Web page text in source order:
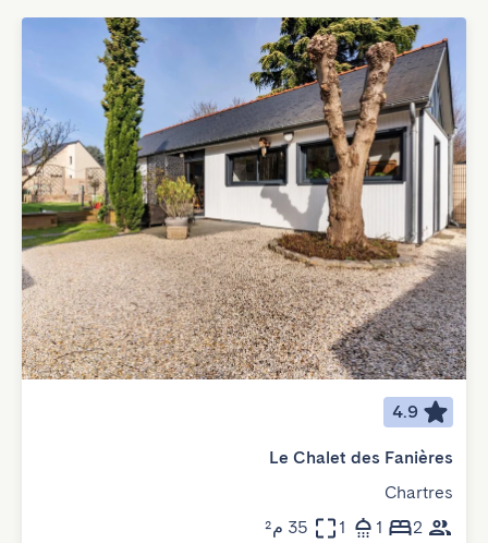
4.9
Le Chalet des Fanières
Chartres
2
1
1 35 م²